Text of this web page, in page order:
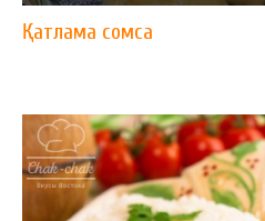
Қатлама сомса